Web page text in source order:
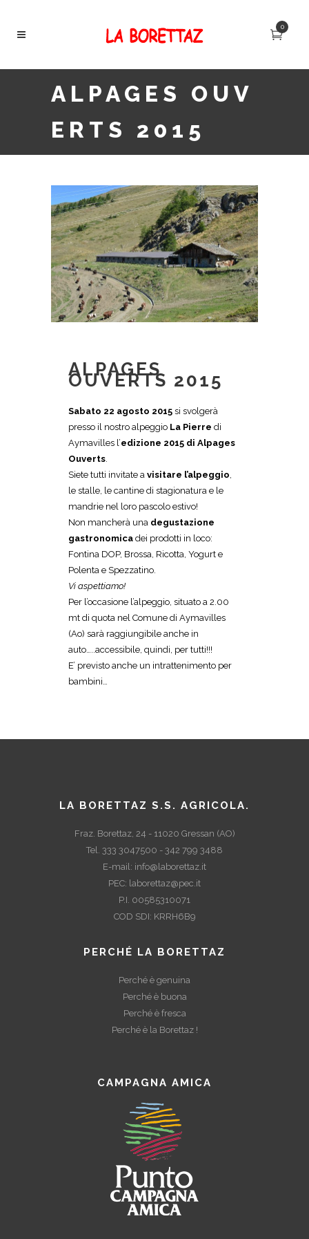
0
ALPAGES OUV
ERTS 2015
ALPAGES
OUVERTS 2015
Sabato 22 agosto 2015 si svolgerà
presso il nostro alpeggio La Pierre di
Aymavilles l’edizione 2015 di Alpages
Ouverts.
Siete tutti invitate a visitare l’alpeggio,
le stalle, le cantine di stagionatura e le
mandrie nel loro pascolo estivo!
Non mancherà una degustazione
gastronomica dei prodotti in loco:
Fontina DOP, Brossa, Ricotta, Yogurt e
Polenta e Spezzatino.
Vi aspettiamo!
Per l’occasione l’alpeggio, situato a 2.00
mt di quota nel Comune di Aymavilles
(Ao) sarà raggiungibile anche in
auto…..accessibile, quindi, per tutti!!!
E’ previsto anche un intrattenimento per
bambini…
LA BORETTAZ S.S. AGRICOLA.
Fraz. Borettaz, 24 - 11020 Gressan (AO)
Tel. 333 3047500 - 342 799 3488
E-mail: info@laborettaz.it
PEC: laborettaz@pec.it
P.I. 00585310071
COD SDI: KRRH6B9
PERCHÉ LA BORETTAZ
Perché è genuina
Perché è buona
Perché è fresca
Perché è la Borettaz !
CAMPAGNA AMICA